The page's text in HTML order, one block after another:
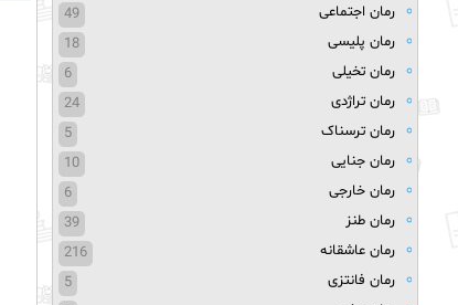
رمان اجتماعی
49
رمان پلیسی
18
رمان تخیلی
6
رمان تراژدی
24
رمان ترسناک
5
رمان جنایی
10
رمان خارجی
6
رمان طنز
39
رمان عاشقانه
216
رمان فانتزی
5